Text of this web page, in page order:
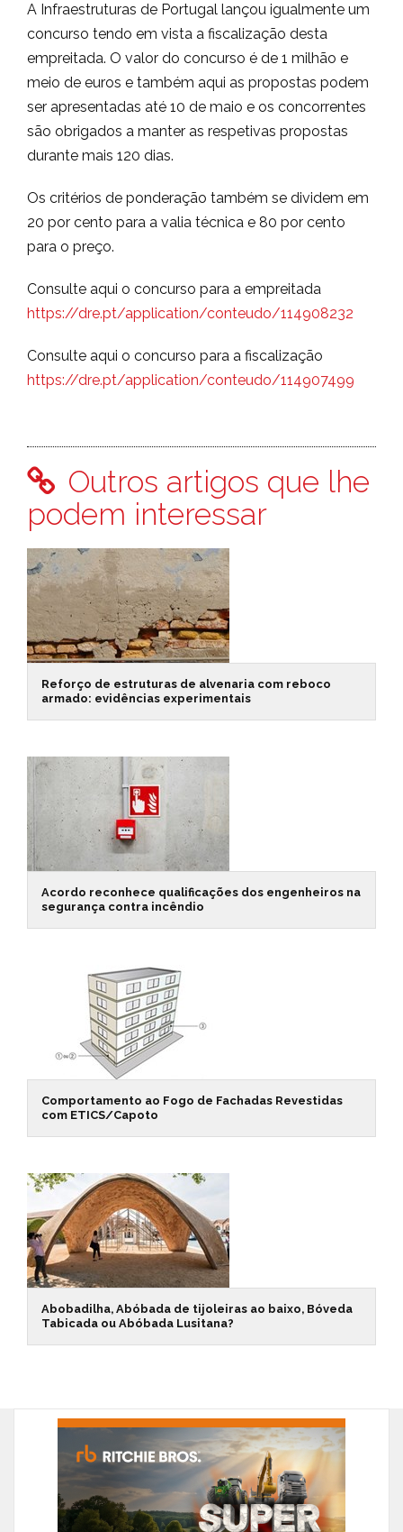
A Infraestruturas de Portugal lançou igualmente um
concurso tendo em vista a fiscalização desta
empreitada. O valor do concurso é de 1 milhão e
meio de euros e também aqui as propostas podem
ser apresentadas até 10 de maio e os concorrentes
são obrigados a manter as respetivas propostas
durante mais 120 dias.
Os critérios de ponderação também se dividem em
20 por cento para a valia técnica e 80 por cento
para o preço.
Consulte aqui o concurso para a empreitada
https://dre.pt/application/conteudo/114908232
Consulte aqui o concurso para a fiscalização
https://dre.pt/application/conteudo/114907499
Outros artigos que lhe
podem interessar
Reforço de estruturas de alvenaria com reboco
armado: evidências experimentais
Acordo reconhece qualificações dos engenheiros na
segurança contra incêndio
Comportamento ao Fogo de Fachadas Revestidas
com ETICS/Capoto
Abobadilha, Abóbada de tijoleiras ao baixo, Bóveda
Tabicada ou Abóbada Lusitana?